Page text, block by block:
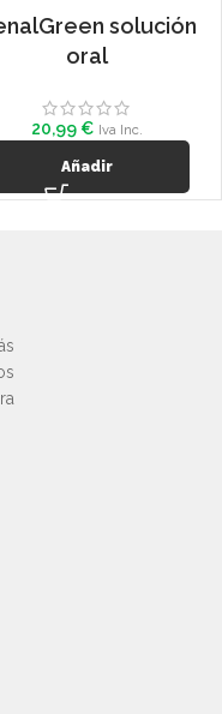
solución
oral
20,99 € Iva Inc.
Añadir